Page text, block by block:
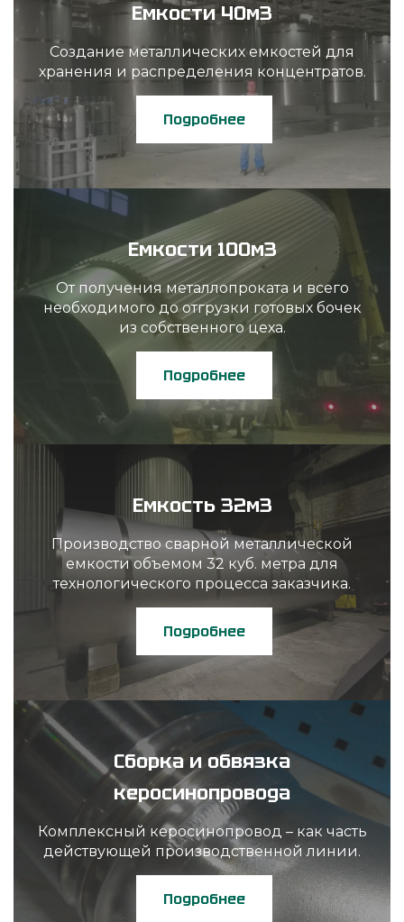
Емкости 40м3
Создание металлических емкостей для
хранения и распределения концентратов.
Подробнее
Емкости 100м3
От получения металлопроката и всего
необходимого до отгрузки готовых бочек
из собственного цеха.
Подробнее
Емкость 32м3
Производство сварной металлической
емкости объемом 32 куб. метра для
технологического процесса заказчика.
Подробнее
Сборка и обвязка
керосинопровода
Комплексный керосинопровод – как часть
действующей производственной линии.
Подробнее